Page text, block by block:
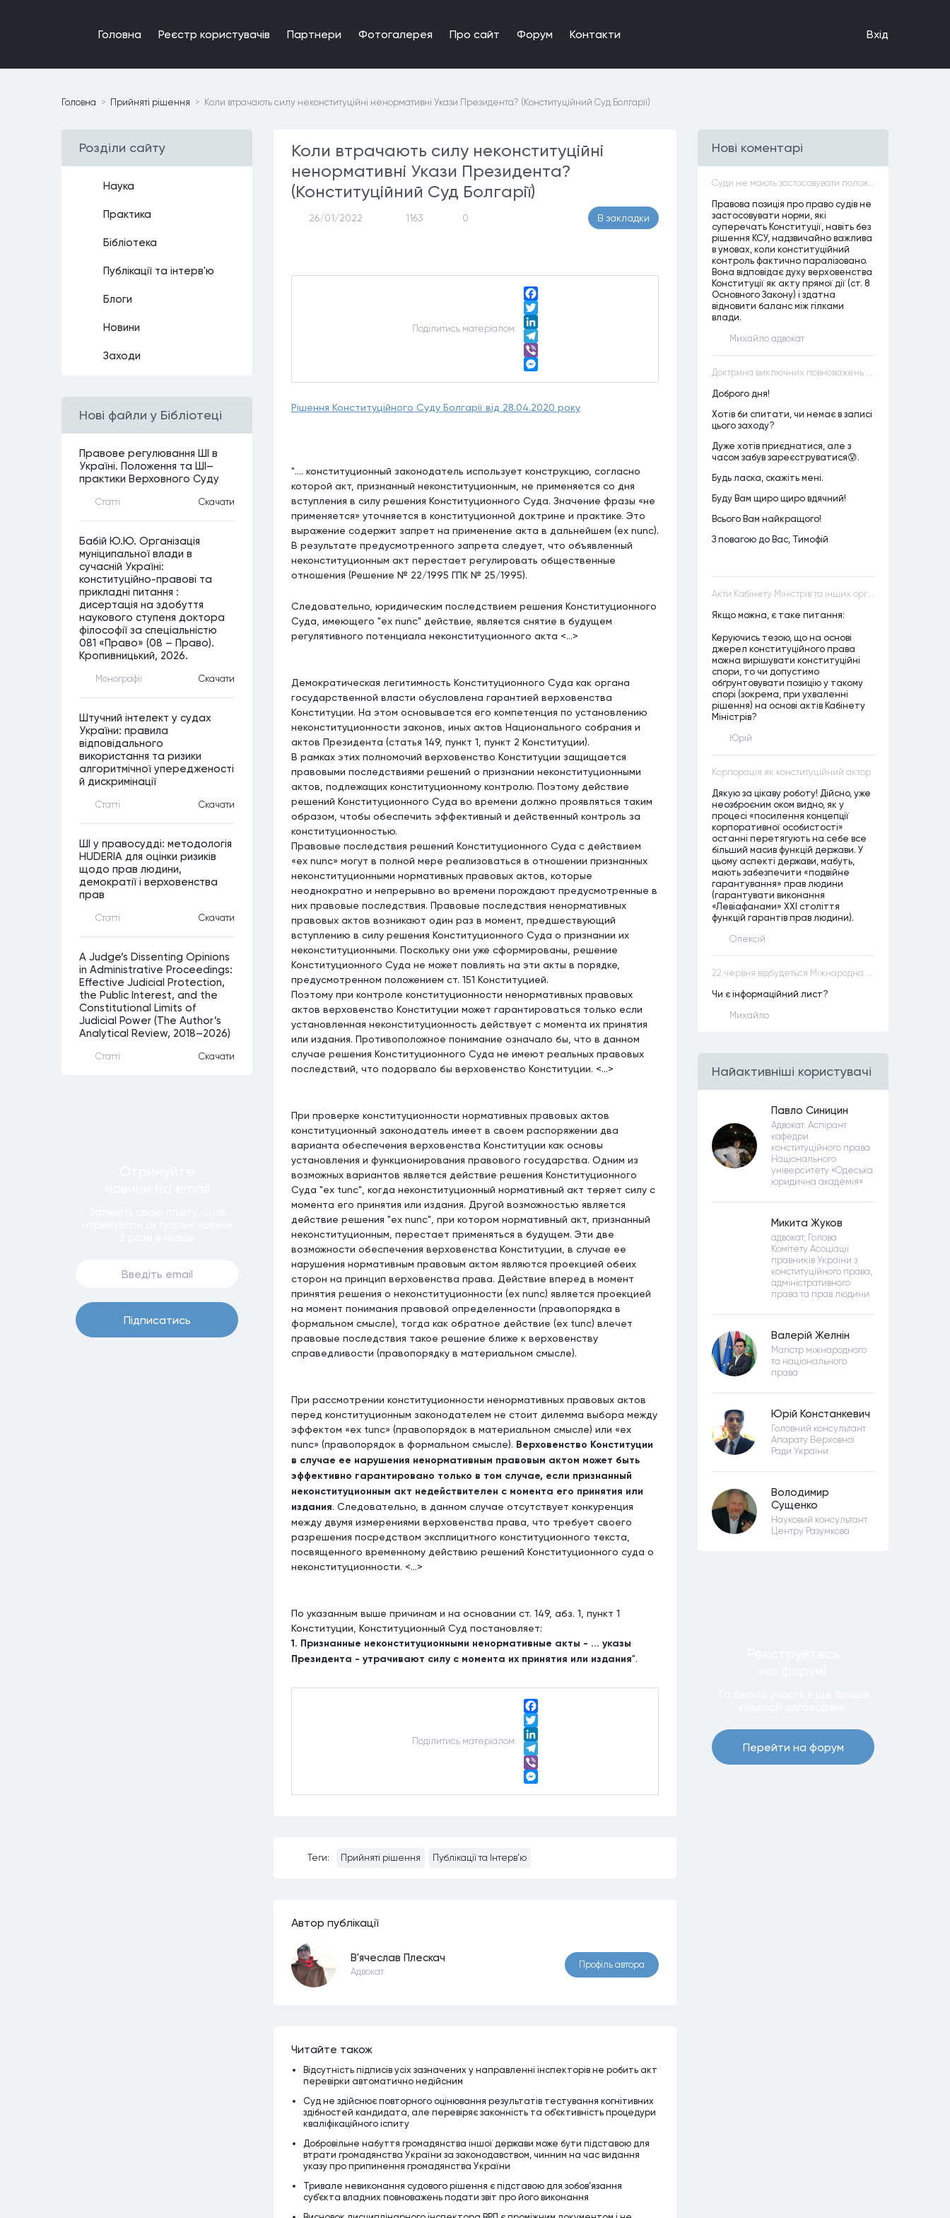
Головна Реєстр користувачiв Партнери Фотогалерея Про сайт Форум Контакти Вхiд
Головна Прийнятi рiшення Коли втрачають силу неконституційні ненормативні Укази Президента? (Конституційний Суд Болгарії)
Роздiли сайту
Наука
Практика
Бiблiотека
Публiкацiї та iнтерв'ю
Блоги
Новини
Заходи
Нові файли у Бібліотеці
Правове регулювання ШІ в
Україні. Положення та ШІ–
практики Верховного Суду
Статтi Скачати
Бабій Ю.Ю. Організація
муніципальної влади в
сучасній Україні:
конституційно-правові та
прикладні питання :
дисертація на здобуття
наукового ступеня доктора
філософії за спеціальністю
081 «Право» (08 – Право).
Кропивницький, 2026.
Монографiї Скачати
Штучний інтелект у судах
України: правила
відповідального
використання та ризики
алгоритмічної упередженості
й дискримінації
Статтi Скачати
ШІ у правосудді: методологія
HUDERIA для оцінки ризиків
щодо прав людини,
демократії і верховенства
прав
Статтi Скачати
A Judge’s Dissenting Opinions
in Administrative Proceedings:
Effective Judicial Protection,
the Public Interest, and the
Constitutional Limits of
Judicial Power (The Author’s
Analytical Review, 2018–2026)
Статтi Скачати
Пiдписатись
Коли втрачають силу неконституційні
ненормативні Укази Президента?
(Конституційний Суд Болгарії)
26/01/2022 1163 0 В закладки
Подiлитись матерiалом:
Facebook
Twitter
LinkedIn
Telegram
Viber
Рішення Конституційного Суду Болгарії від 28.04.2020 року
".... конституционный законодатель использует конструкцию, согласно
которой акт, признанный неконституционным, не применяется со дня
вступления в силу решения Конституционного Суда. Значение фразы «не
применяется» уточняется в конституционной доктрине и практике. Это
выражение содержит запрет на применение акта в дальнейшем (ex nunc).
В результате предусмотренного запрета следует, что объявленный
неконституционным акт перестает регулировать общественные
отношения (Решение № 22/1995 ГПК № 25/1995).
Следовательно, юридическим последствием решения Конституционного
Суда, имеющего "ex nunc" действие, является снятие в будущем
регулятивного потенциала неконституционного акта <...>
Демократическая легитимность Конституционного Суда как органа
государственной власти обусловлена ​​гарантией верховенства
Конституции. На этом основывается его компетенция по установлению
неконституционности законов, иных актов Национального собрания и
актов Президента (статья 149, пункт 1, пункт 2 Конституции).
В рамках этих полномочий верховенство Конституции защищается
правовыми последствиями решений о признании неконституционными
актов, подлежащих конституционному контролю. Поэтому действие
решений Конституционного Суда во времени должно проявляться таким
образом, чтобы обеспечить эффективный и действенный контроль за
конституционностью.
Правовые последствия решений Конституционного Суда с действием
«ex nunc» могут в полной мере реализоваться в отношении признанных
неконституционными нормативных правовых актов, которые
неоднократно и непрерывно во времени порождают предусмотренные в
них правовые последствия. Правовые последствия ненормативных
правовых актов возникают один раз в момент, предшествующий
вступлению в силу решения Конституционного Суда о признании их
неконституционными. Поскольку они уже сформированы, решение
Конституционного Суда не может повлиять на эти акты в порядке,
предусмотренном положением ст. 151 Конституцией.
Поэтому при контроле конституционности ненормативных правовых
актов верховенство Конституции может гарантироваться только если
установленная неконституционность действует с момента их принятия
или издания. Противоположное понимание означало бы, что в данном
случае решения Конституционного Суда не имеют реальных правовых
последствий, что подорвало бы верховенство Конституции. <...>
При проверке конституционности нормативных правовых актов
конституционный законодатель имеет в своем распоряжении два
варианта обеспечения верховенства Конституции как основы
установления и функционирования правового государства. Одним из
возможных вариантов является действие решения Конституционного
Суда "ex tunc", когда неконституционный нормативный акт теряет силу с
момента его принятия или издания. Другой возможностью является
действие решения "ex nunс", при котором нормативный акт, признанный
неконституционным, перестает применяться в будущем. Эти две
возможности обеспечения верховенства Конституции, в случае ее
нарушения нормативным правовым актом являются проекцией обеих
сторон на принцип верховенства права. Действие вперед в момент
принятия решения о неконституционности (ex nunc) является проекцией
на момент понимания правовой определенности (правопорядка в
формальном смысле), тогда как обратное действие (ex tunc) влечет
правовые последствия такое решение ближе к верховенству
справедливости (правопорядку в материальном смысле).
При рассмотрении конституционности ненормативных правовых актов
перед конституционным законодателем не стоит дилемма выбора между
эффектом «ex tunc» (правопорядок в материальном смысле) или «ex
nunc» (правопорядок в формальном смысле). Верховенство Конституции
в случае ее нарушения ненормативным правовым актом может быть
эффективно гарантировано только в том случае, если признанный
неконституционным акт недействителен с момента его принятия или
издания. Следовательно, в данном случае отсутствует конкуренция
между двумя измерениями верховенства права, что требует своего
разрешения посредством эксплицитного конституционного текста,
посвященного временному действию решений Конституционного суда о
неконституционности. <...>
По указанным выше причинам и на основании ст. 149, абз. 1, пункт 1
Конституции, Конституционный Суд постановляет:
1. Признанные неконституционными ненормативные акты - ... указы
Президента - утрачивают силу с момента их принятия или издания".
Подiлитись матерiалом:
Facebook
Twitter
LinkedIn
Telegram
Viber
Теги: Прийняті рішення Публікації та Інтерв'ю
Автор публiкацiї
В'ячеслав Плескач
Адвокат
Профiль автора
Читайте також
Відсутність підписів усіх зазначених у направленні інспекторів не робить акт
перевірки автоматично недійсним
Суд не здійснює повторного оцінювання результатів тестування когнітивних
здібностей кандидата, але перевіряє законність та об’єктивність процедури
кваліфікаційного іспиту
Добровільне набуття громадянства іншої держави може бути підставою для
втрати громадянства України за законодавством, чинним на час видання
указу про припинення громадянства України
Тривале невиконання судового рішення є підставою для зобов’язання
суб’єкта владних повноважень подати звіт про його виконання
Нові коментарі
Суди не мають застосовувати положення законів, які не відповідають Конституції, незалежно від того, чи визнавалися вони Конституційним Судом України неконституційними, тобто закони, що суперечать Конституції України не можуть застосовуватися навіть у випадках, коли вони є чинними
Правова позиція про право судів не
застосовувати норми, які
суперечать Конституції, навіть без
рішення КСУ, надзвичайно важлива
в умовах, коли конституційний
контроль фактично паралізовано.
Вона відповідає духу верховенства
Конституції як акту прямої дії (ст. 8
Основного Закону) і здатна
відновити баланс між гілками
влади.
Михайло адвокат
Доктрина виключних повноважень VS Доктрина прихованих повноважень
Доброго дня!
Хотів би спитати, чи немає в записі
цього заходу?
Дуже хотів приєднатися, але з
часом забув зареєструватися😰.
Будь ласка, скажіть мені.
Буду Вам щиро щиро вдячний!
Всього Вам найкращого!
З повагою до Вас, Тимофій
Акти Кабінету Міністрів та інших органів державної влади як джерела конституційного права
Якщо можна, є таке питання:
Керуючись тезою, що на основі
джерел конституційного права
можна вирішувати конституційні
спори, то чи допустимо
обґрунтовувати позицію у такому
спорі (зокрема, при ухваленні
рішення) на основі актів Кабінету
Міністрів?
Юрій
Корпорація як конституційний актор
Дякую за цікаву роботу! Дійсно, уже
неозброєним оком видно, як у
процесі «посилення концепції
корпоративної особистості»
останні перетягують на себе все
більший масив функцій держави. У
цьому аспекті держави, мабуть,
мають забезпечити «подвійне
гарантування» прав людини
(гарантувати виконання
«Левіафанами» ХХІ століття
функцій гарантів прав людини).
Олексій
22 червня відбудеться Міжнародна науково-практична конференція “Конституційна демократія в умовах загроз територіальній цілісності та національній безпеці”
Чи є інформаційний лист?
Михайло
Найактивнiшi користувачi
Павло Синицин
Адвокат. Аспірант
кафедри
конституційного права
Національного
університету «Одеська
юридична академія»
Микита Жуков
адвокат, Голова
Комітету Асоціації
правників України з
конституційного права,
адміністративного
права та прав людини
Валерій Желнін
Магістр міжнародного
та національного
права
Юрій Констанкевич
Головний консультант
Апарату Верховної
Ради України
Володимир
Сущенко
Науковий консультант
Центру Разумкова
Перейти на форум